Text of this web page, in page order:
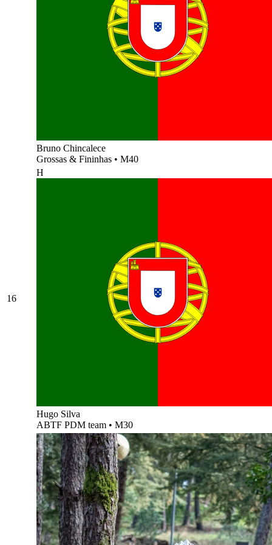
Bruno Chincalece
Grossas & Fininhas • M40
16
H
Hugo Silva
ABTF PDM team • M30